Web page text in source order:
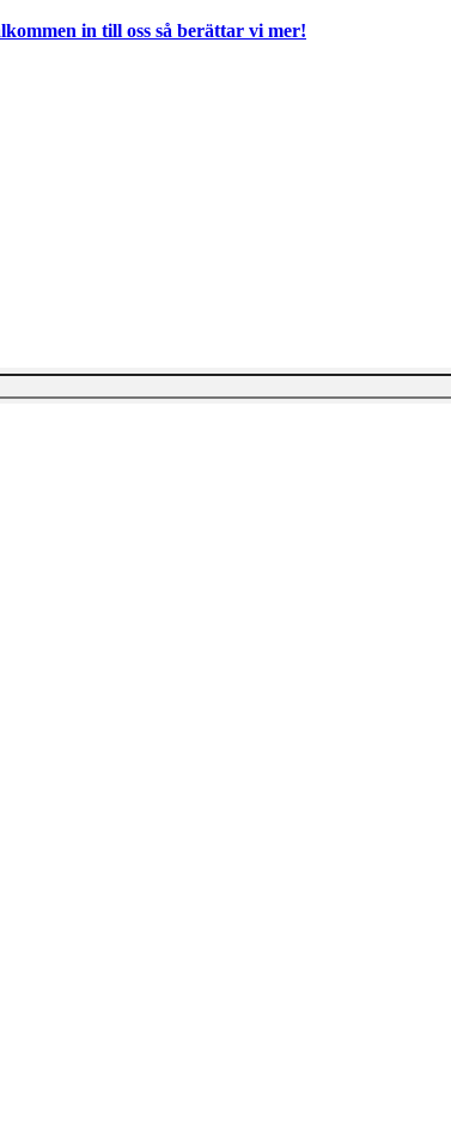
in till oss så berättar vi mer!